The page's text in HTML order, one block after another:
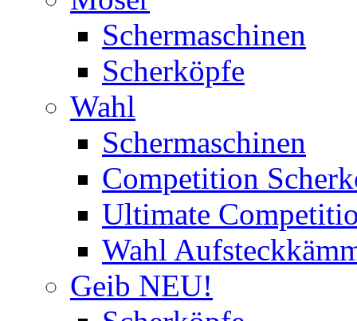
Schermaschinen
Scherköpfe
Wahl
Schermaschinen
Competition
Ultimate
Wahl
Geib NEU!